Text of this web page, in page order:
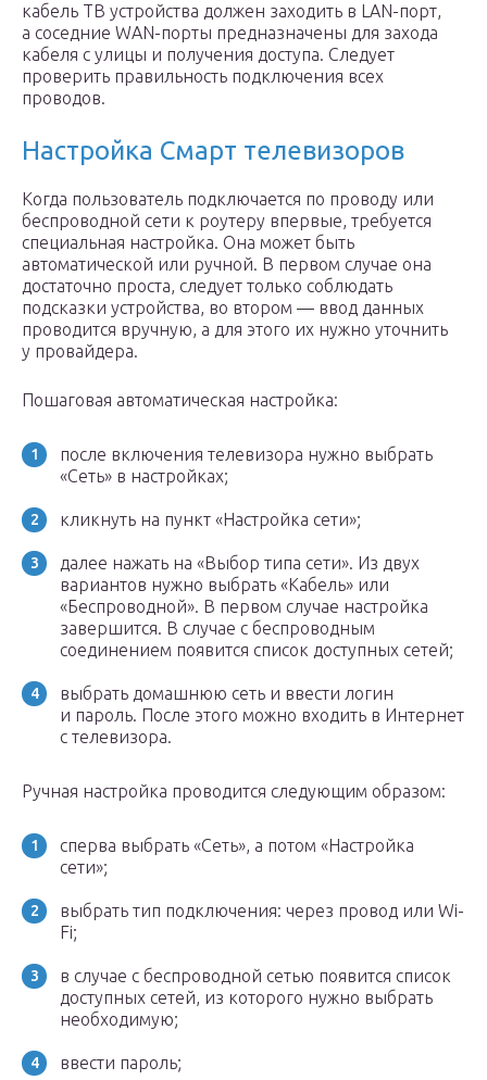
кабель ТВ устройства должен заходить в LAN-порт,
а соседние WAN-порты предназначены для захода
кабеля с улицы и получения доступа. Следует
проверить правильность подключения всех
проводов.
Настройка Смарт телевизоров
Когда пользователь подключается по проводу или
беспроводной сети к роутеру впервые, требуется
специальная настройка. Она может быть
автоматической или ручной. В первом случае она
достаточно проста, следует только соблюдать
подсказки устройства, во втором — ввод данных
проводится вручную, а для этого их нужно уточнить
у провайдера.
Пошаговая автоматическая настройка:
после включения телевизора нужно выбрать
«Сеть» в настройках;
кликнуть на пункт «Настройка сети»;
далее нажать на «Выбор типа сети». Из двух
вариантов нужно выбрать «Кабель» или
«Беспроводной». В первом случае настройка
завершится. В случае с беспроводным
соединением появится список доступных сетей;
выбрать домашнюю сеть и ввести логин
и пароль. После этого можно входить в Интернет
с телевизора.
Ручная настройка проводится следующим образом:
сперва выбрать «Сеть», а потом «Настройка
сети»;
выбрать тип подключения: через провод или Wi-
Fi;
в случае с беспроводной сетью появится список
доступных сетей, из которого нужно выбрать
необходимую;
ввести пароль;